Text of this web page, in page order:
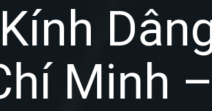
Minh